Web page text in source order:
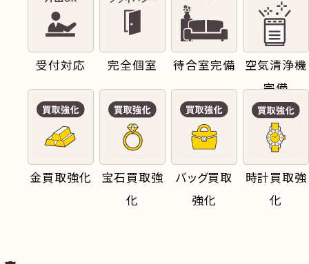
受付対応 完全個室 待合室完備
空気清浄機
完備
金買取強化
宝石買取強
化
バッグ買取
強化
時計買取強
化